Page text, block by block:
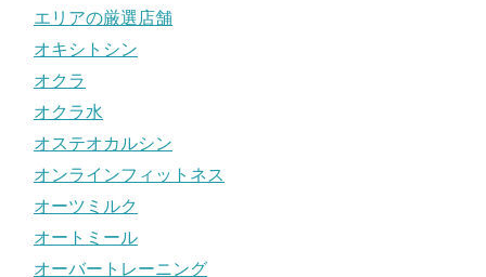
エリアの厳選店舗
オキシトシン
オクラ
オクラ水
オステオカルシン
オンラインフィットネス
オーツミルク
オートミール
オーバートレーニング